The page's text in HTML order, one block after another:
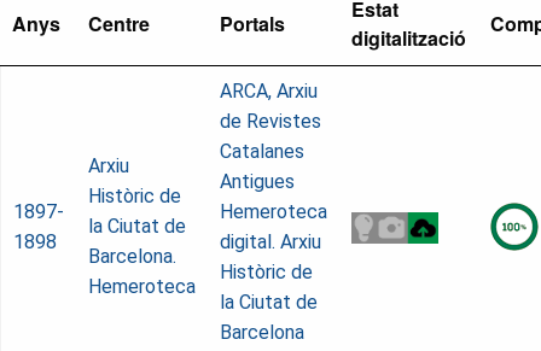
Anys Centre Portals
Estat
digitalització
1897-
1898
Arxiu
Històric de
la Ciutat de
Barcelona.
Hemeroteca
ARCA, Arxiu
de Revistes
Catalanes
Antigues
Hemeroteca
digital. Arxiu
Històric de
la Ciutat de
Barcelona